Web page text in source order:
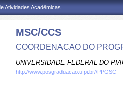
Atividades Acadêmicas
MSC/CCS
COORDENACAO DO
UNIVERSIDADE FEDERAL DO
http://www.posgraduacao.ufpi.br//PPGSC